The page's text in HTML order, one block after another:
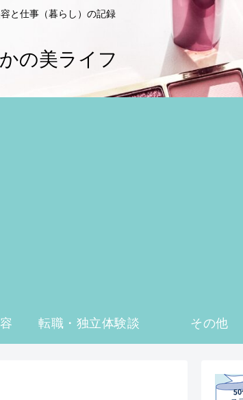
と仕事（暮らし）の記録
の美ライフ
転職・独立体験談 その他